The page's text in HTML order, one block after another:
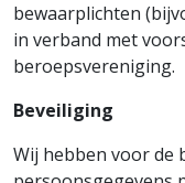
bewaarplichten
in verband met
beroepsvereniging.
Beveiliging
Wij hebben voor de